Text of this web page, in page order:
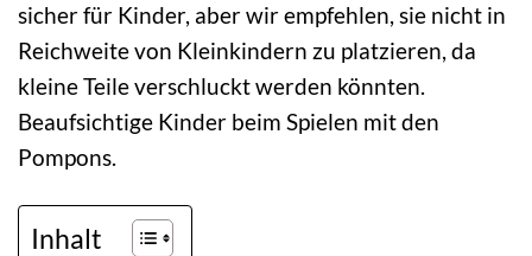
sicher für Kinder, aber wir empfehlen, sie nicht in
Reichweite von Kleinkindern zu platzieren, da
kleine Teile verschluckt werden könnten.
Beaufsichtige Kinder beim Spielen mit den
Pompons.
Inhalt